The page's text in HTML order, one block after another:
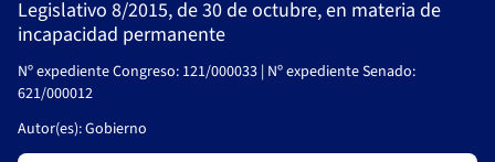
Legislativo 8/2015, de 30 de octubre, en materia de
incapacidad permanente
Nº expediente Congreso: 121/000033 | Nº expediente Senado:
621/000012
Autor(es): Gobierno